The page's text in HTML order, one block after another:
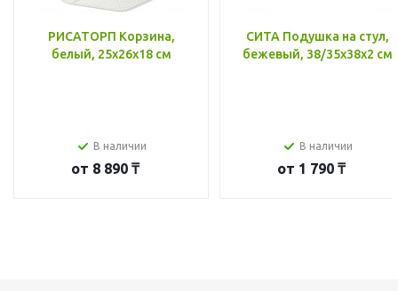
РИСАТОРП Корзина,
белый, 25x26x18 см
В наличии
от 8 890 ₸
СИТА Подушка на стул,
бежевый, 38/35x38x2 см
В наличии
от 1 790 ₸